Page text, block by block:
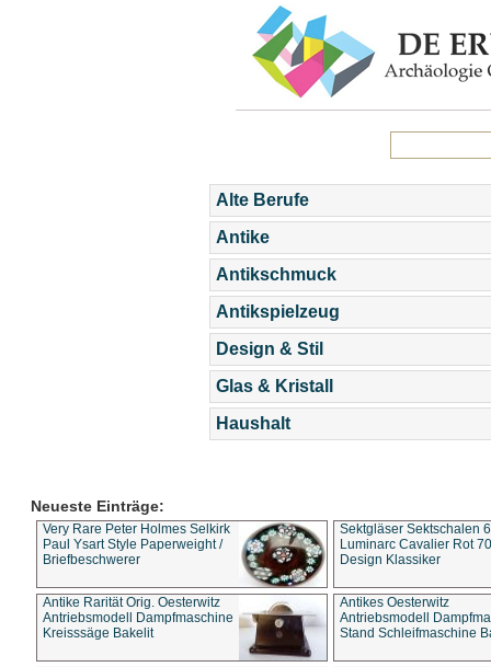
Alte Berufe
Antike
Antikschmuck
Antikspielzeug
Design & Stil
Glas & Kristall
Haushalt
Neueste Einträge:
Very Rare Peter Holmes Selkirk
Paul Ysart Style Paperweight /
Briefbeschwerer
Sektgläser Sektschalen
Luminarc Cavalier Rot
Design Klassiker
Antike Rarität Orig. Oesterwitz
Antriebsmodell Dampfmaschine
Kreisssäge Bakelit
Antikes Oesterwitz
Antriebsmodell
Stand Schleifmaschine